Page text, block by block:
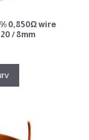
0,850Ω wire
/ 8mm